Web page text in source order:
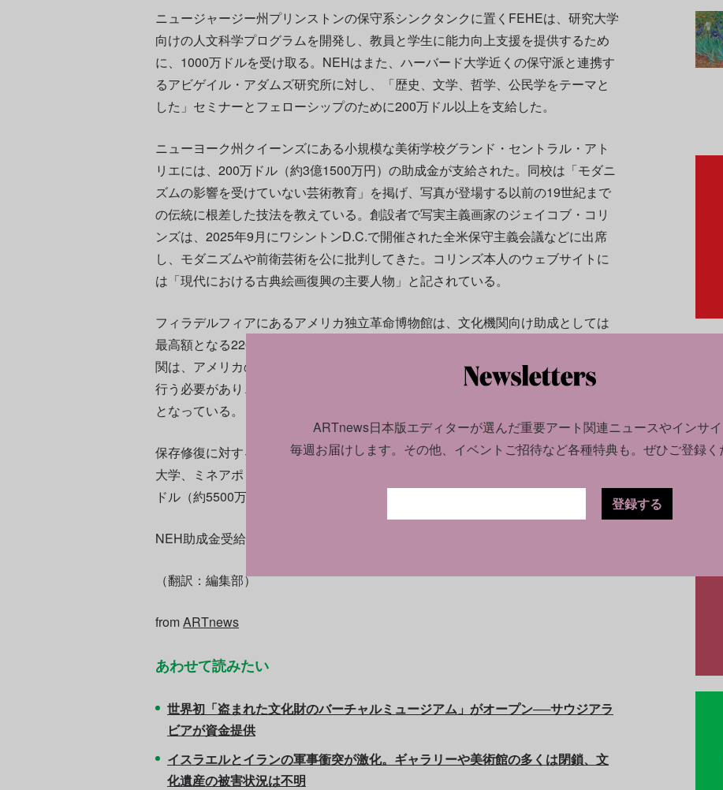
ニュージャージー州プリンストンの保守系シンクタンクに置くFEHEは、研究大学
向けの人文科学プログラムを開発し、教員と学生に能力向上支援を提供するため
に、1000万ドルを受け取る。NEHはまた、ハーバード大学近くの保守派と連携す
るアビゲイル・アダムズ研究所に対し、「歴史、文学、哲学、公民学をテーマと
した」セミナーとフェローシップのために200万ドル以上を支給した。
ニューヨーク州クイーンズにある小規模な美術学校グランド・セントラル・アト
リエには、200万ドル（約3億1500万円）の助成金が支給された。同校は「モダニ
ズムの影響を受けていない芸術教育」を掲げ、写真が登場する以前の19世紀まで
の伝統に根差した技法を教えている。創設者で写実主義画家のジェイコブ・コリ
ンズは、2025年9月にワシントンD.C.で開催された全米保守主義会議などに出席
し、モダニズムや前衛芸術を公に批判してきた。コリンズ本人のウェブサイトに
は「現代における古典絵画復興の主要人物」と記されている。
フィラデルフィアにあるアメリカ独立革命博物館は、文化機関向け助成としては
最高額となる220万ドル（約3億5000万円）を受け取った。助成対象となる文化機
関は、アメリカの歴史に焦点を当てた展示、または建国250周年を記念する展示を
行う必要があり、個別の展示ごとに10万ドル（約1580万円）が支給される仕組み
となっている。
保存修復に対する助成金も一部支給されており、ニューヨーク大学やデラウェア
大学、ミネアポリスの中西部美術保存修復センターといった機関にそれぞれ35万
ドル（約5500万円）が渡っている。
NEH助成金受給者の一覧は
（翻訳：編集部）
fromARTnews
あわせて読みたい
世界初「盗まれた文化財のバーチャルミュージアム」がオープン──サウジアラ
ビアが資金提供
イスラエルとイランの軍事衝突が激化。ギャラリーや美術館の多くは閉鎖、文
化遺産の被害状況は不明
ARTnews日本版エディターが選んだ重要アート関連ニュースやインサ
毎週お届けします。 その他、イベントご招待など各種特典も。ぜひご登録く
登録する